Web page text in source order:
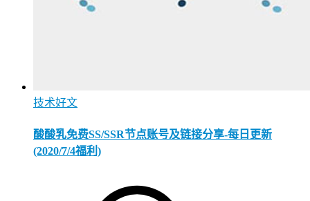
技术好文
酸酸乳免费SS/SSR节点账号及链接分享-每日更新
(2020/7/4福利)